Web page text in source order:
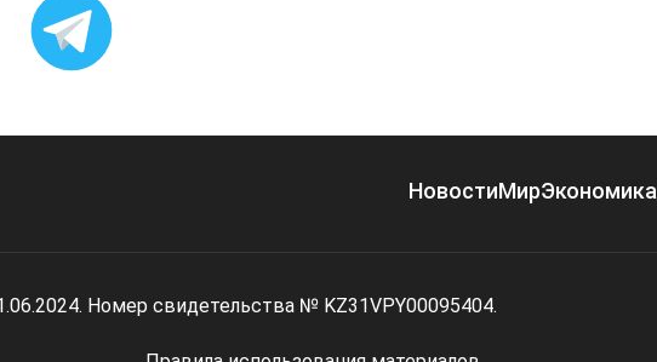
НовостиМирЭкономика
Номер свидетельства № KZ31VPY00095404.